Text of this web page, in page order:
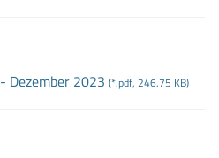
- Dezember 2023 (*.pdf, 246.75 KB)